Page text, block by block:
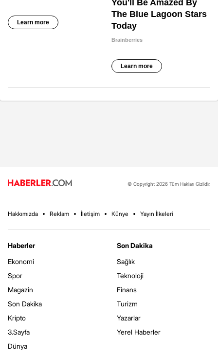
© Copyright 2026 Tüm Hakları Gizlidir.
Hakkımızda Reklam İletişim Künye Yayın İlkeleri
Haberler
Ekonomi
Spor
Magazin
Son Dakika
Kripto
3.Sayfa
Dünya
Son Dakika
Sağlık
Teknoloji
Finans
Turizm
Yazarlar
Yerel Haberler